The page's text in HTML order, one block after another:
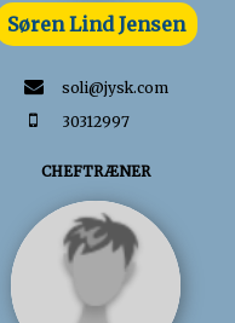
Søren Lind Jensen
soli@jysk.com
30312997
CHEFTRÆNER